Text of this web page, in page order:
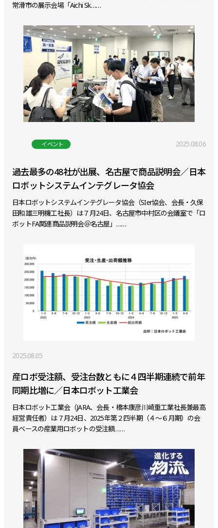
常滑市の展示会場「Aichi Sk……
イベント 2025.08.06
過去最多の48社が出展、名古屋で商品説明会／日本
ロボットシステムインテグレータ協会
日本ロボットシステムインテグレータ協会（SIer協会、会長・久保
田和雄三明機工社長）は７月24日、名古屋市中村区の会議室で「ロ
ボットFA関連商品説明会＠名古屋」……
2025.08.05
産ロボ受注額、受注台数ともに４四半期連続で前年
同期比増に／日本ロボット工業会
日本ロボット工業会（JARA、会長・橋本康彦川崎重工業社長兼最高
経営責任者）は７月24日、2025年第２四半期（４～６月期）の会
員ベースの産業用ロボットの受注額……